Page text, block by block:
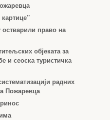
остварили право на
објеката за
и сеоска туристичка
радних
Пожаревца